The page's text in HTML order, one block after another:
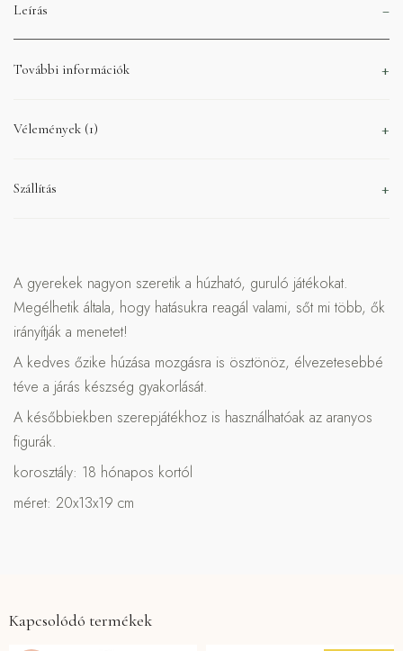
Leírás
További információk
Vélemények (1)
Szállítás
A gyerekek nagyon szeretik a húzható, guruló játékokat.
Megélhetik általa, hogy hatásukra reagál valami, sőt mi több, ők
irányítják a menetet!
A kedves őzike húzása mozgásra is ösztönöz, élvezetesebbé
téve a járás készség gyakorlását.
A későbbiekben szerepjátékhoz is használhatóak az aranyos
figurák.
korosztály: 18 hónapos kortól
méret: 20x13x19 cm
Kapcsolódó termékek